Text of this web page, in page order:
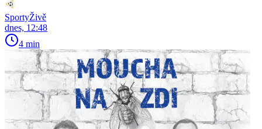
SportyŽivě
dnes, 12:48
4 min